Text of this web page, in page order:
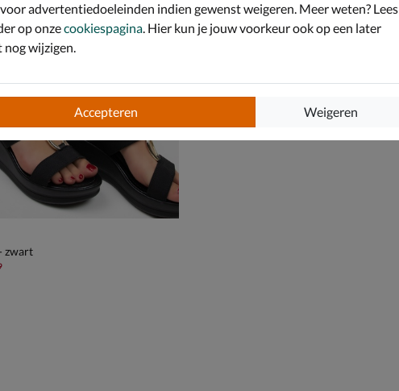
zwart
voor € 41,99
advertentiedoeleinden indien gewenst weigeren. Meer weten? Lees
op onzecookiespagina. Hier kun je jouw voorkeur ook op een later
nog wijzigen.
Accepteren Weigeren